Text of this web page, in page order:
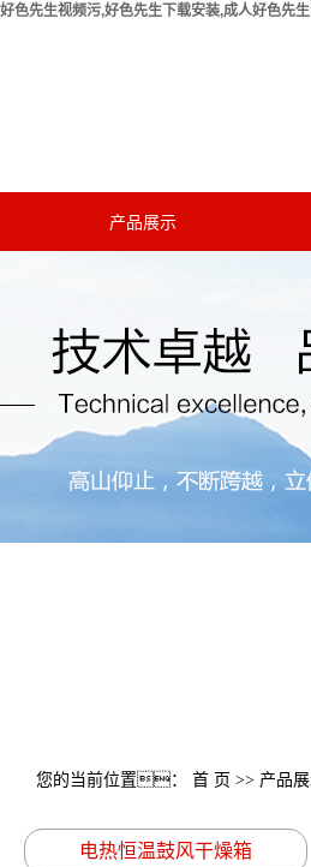
好色先生视频污,好色先生下载安装,成人好色先
产品展示
您的当前位置： 首 页 >> 产品
电热恒温鼓风干燥箱